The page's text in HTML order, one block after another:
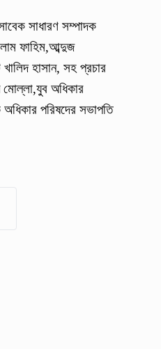
সাধারণ সম্পাদক
ফাহিম,আব্দুজ
হাসান, সহ প্রচার
মোল্লা,যুব অধিকার
পরিষদের সভাপতি